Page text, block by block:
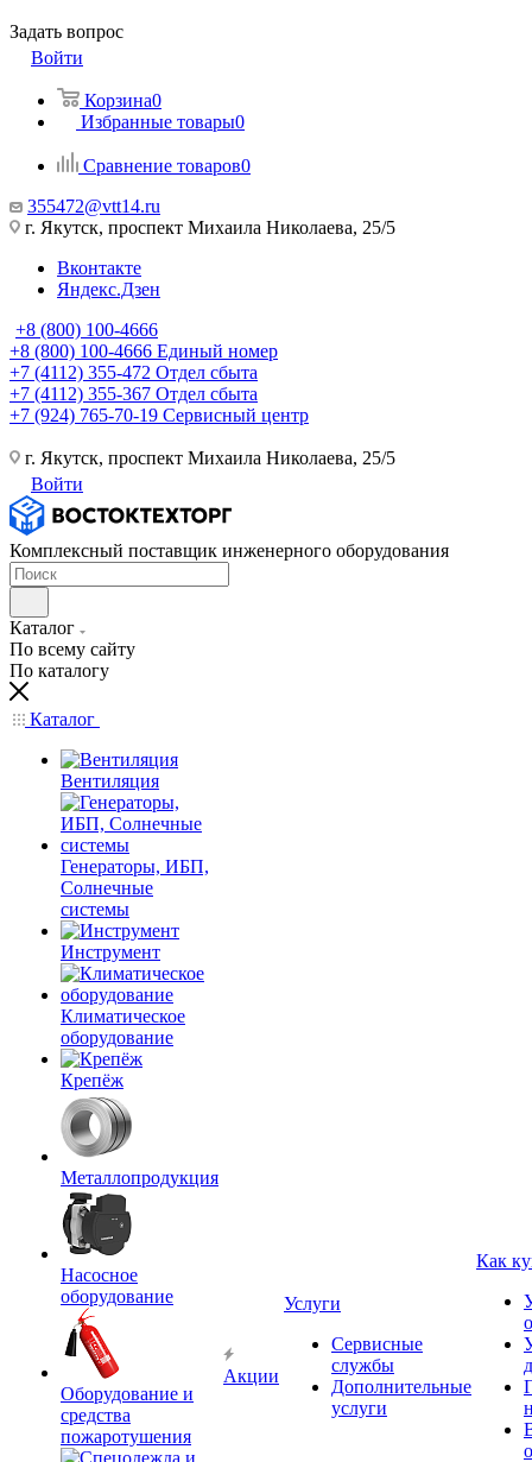
Задать вопрос
Войти
Корзина0
Избранные товары0
Сравнение товаров0
355472@vtt14.ru
г. Якутск, проспект Михаила Николаева, 25/5
Вконтакте
Яндекс.Дзен
+8 (800) 100-4666
+8 (800) 100-4666 Единый номер
+7 (4112) 355-472 Отдел сбыта
+7 (4112) 355-367 Отдел сбыта
+7 (924) 765-70-19 Сервисный центр
г. Якутск, проспект Михаила Николаева, 25/5
Войти
Комплексный поставщик инженерного оборудования
Каталог
По всему сайту
По каталогу
Каталог
Вентиляция
Генераторы, ИБП,
Солнечные
системы
Инструмент
Климатическое
оборудование
Крепёж
Металлопродукция
Насосное
оборудование
Оборудование и
средства
пожаротушения
Акции
Услуги
Сервисные
службы
Дополнительные
услуги
Как